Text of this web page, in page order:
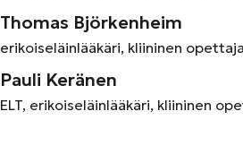
Thomas Björkenheim
erikoiseläinlääkäri, kliininen opettaja
Pauli Keränen
ELT, erikoiseläinlääkäri, kliininen